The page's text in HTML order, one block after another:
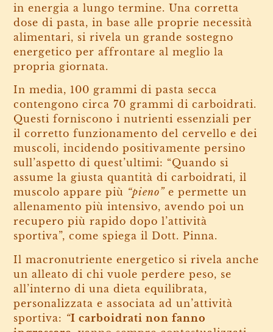
in energia a lungo termine. Una corretta
dose di pasta, in base alle proprie necessità
alimentari, si rivela un grande sostegno
energetico per affrontare al meglio la
propria giornata.
In media, 100 grammi di pasta secca
contengono circa 70 grammi di carboidrati.
Questi forniscono i nutrienti essenziali per
il corretto funzionamento del cervello e dei
muscoli, incidendo positivamente persino
sull’aspetto di quest’ultimi: “Quando si
assume la giusta quantità di carboidrati, il
muscolo appare più “pieno” e permette un
allenamento più intensivo, avendo poi un
recupero più rapido dopo l’attività
sportiva”, come spiega il Dott. Pinna.
Il macronutriente energetico si rivela anche
un alleato di chi vuole perdere peso, se
all’interno di una dieta equilibrata,
personalizzata e associata ad un’attività
sportiva: “I carboidrati non fanno